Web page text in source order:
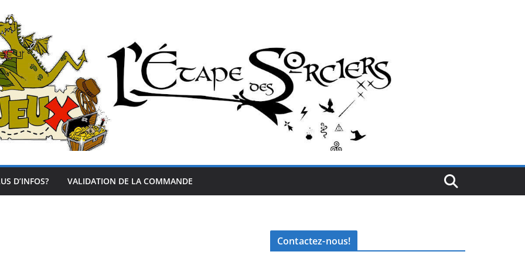
D’INFOS? VALIDATION DE LA COMMANDE
Contactez-nous!